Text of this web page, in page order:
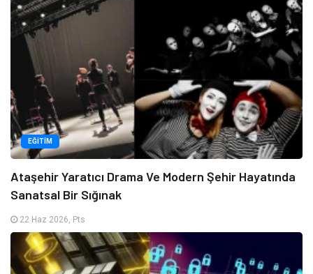
EĞITIM
Ataşehir Yaratıcı Drama Ve Modern Şehir Hayatında
Sanatsal Bir Sığınak
22 Haz 2026, Pts